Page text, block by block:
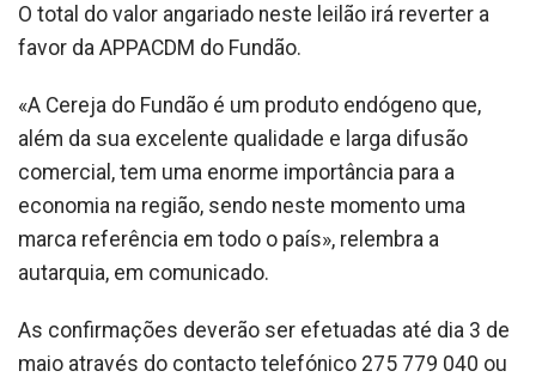
O total do valor angariado neste leilão irá reverter a
favor da APPACDM do Fundão.
«A Cereja do Fundão é um produto endógeno que,
além da sua excelente qualidade e larga difusão
comercial, tem uma enorme importância para a
economia na região, sendo neste momento uma
marca referência em todo o país», relembra a
autarquia, em comunicado.
As confirmações deverão ser efetuadas até dia 3 de
maio através do contacto telefónico 275 779 040 ou